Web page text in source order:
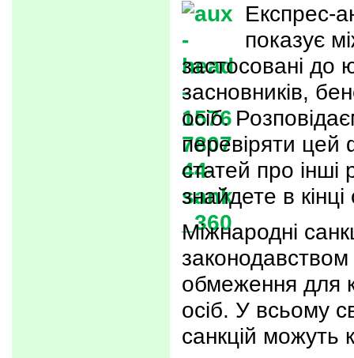
Експрес-
показує
застосовані до
засновників,
осіб.
перевіряти цей
статей про
знайдете в кінці
Міжнародні
обмеження для
осіб. У всьому
санкцій можуть